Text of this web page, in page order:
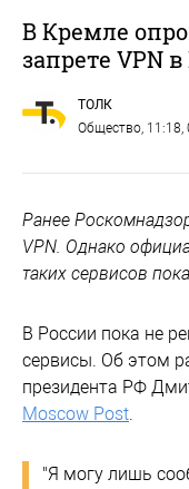
В Кремле
запрете VPN
ТОЛК
Общество, 11:18,
Ранее
VPN. Однако
таких сервисов
В России пока не
сервисы. Об этом
президента РФ
Moscow Post.
"Я могу лишь